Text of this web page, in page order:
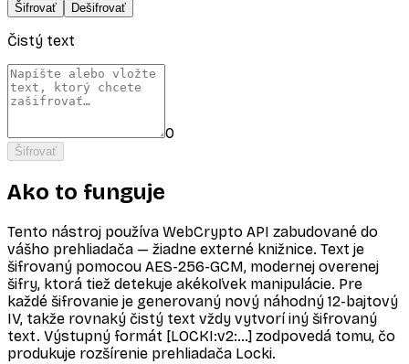
Šifrovať
Dešifrovať
Čistý text
0
Šifrovať
Ako to funguje
Tento nástroj používa WebCrypto API zabudované do
vášho prehliadača — žiadne externé knižnice. Text je
šifrovaný pomocou AES-256-GCM, modernej overenej
šifry, ktorá tiež detekuje akékoľvek manipulácie. Pre
každé šifrovanie je generovaný nový náhodný 12-bajtový
IV, takže rovnaký čistý text vždy vytvorí iný šifrovaný
text. Výstupný formát [LOCKI:v2:…] zodpovedá tomu, čo
produkuje rozšírenie prehliadača Locki.